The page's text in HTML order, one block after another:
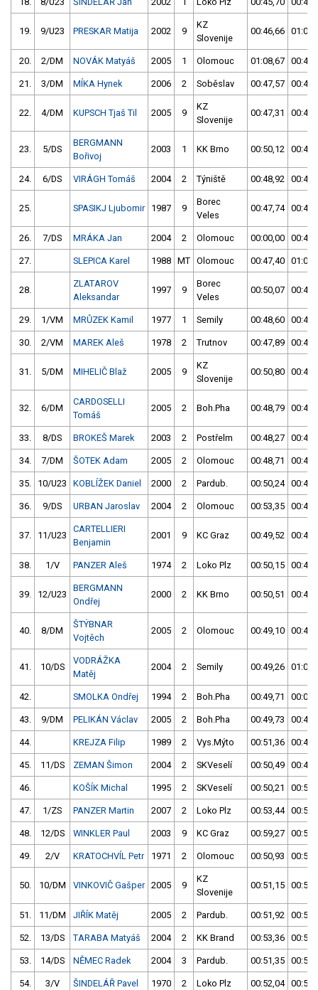
19. 9/U23 PRESKAR Matija 2002 9
KZ
Slovenije
00:46,66
20. 2/DM NOVÁK Matyáš 2005 1 Olomouc 01:08,67
21. 3/DM MÍKA Hynek 2006 2 Soběslav 00:47,57
22. 4/DM KUPSCH Tjaš Til 2005 9
KZ
Slovenije
00:47,31
23. 5/DS
BERGMANN
Bořivoj
2003 1 KK Brno 00:50,12
24. 6/DS VIRÁGH Tomáš 2004 2 Týniště 00:48,92
25. SPASIKJ Ljubomir 1987 9
Borec
Veles
00:47,74
26. 7/DS MRÁKA Jan 2004 2 Olomouc 00:00,00
27. SLEPICA Karel 1988 MT Olomouc 00:47,40
28.
ZLATAROV
Aleksandar
1997 9
Borec
Veles
00:50,07
29. 1/VM MRŮZEK Kamil 1977 1 Semily 00:48,60
30. 2/VM MAREK Aleš 1978 2 Trutnov 00:47,89
31. 5/DM MIHELIČ Blaž 2005 9
KZ
Slovenije
00:50,80
32. 6/DM
CARDOSELLI
Tomáš
2005 2 Boh.Pha 00:48,79
33. 8/DS BROKEŠ Marek 2003 2 Postřelm 00:48,27
34. 7/DM ŠOTEK Adam 2005 2 Olomouc 00:48,71
35. 10/U23 KOBLÍŽEK Daniel 2000 2 Pardub. 00:50,24
36. 9/DS URBAN Jaroslav 2004 2 Olomouc 00:53,35
37. 11/U23
CARTELLIERI
Benjamin
2001 9 KC Graz 00:49,52
38. 1/V PANZER Aleš 1974 2 Loko Plz 00:50,15
39. 12/U23
BERGMANN
Ondřej
2000 2 KK Brno 00:50,51
40. 8/DM
ŠTÝBNAR
Vojtěch
2005 2 Olomouc 00:49,10
41. 10/DS
VODRÁŽKA
Matěj
2004 2 Semily 00:49,26
42. SMOLKA Ondřej 1994 2 Boh.Pha 00:49,71
43. 9/DM PELIKÁN Václav 2005 2 Boh.Pha 00:49,73
44. KREJZA Filip 1989 2 Vys.Mýto 00:51,36
45. 11/DS ZEMAN Šimon 2004 2 SKVeselí 00:50,49
46. KOŠÍK Michal 1995 2 SKVeselí 00:50,21
47. 1/ZS PANZER Martin 2007 2 Loko Plz 00:53,44
48. 12/DS WINKLER Paul 2003 9 KC Graz 00:59,27
49. 2/V KRATOCHVÍL Petr 1971 2 Olomouc 00:50,93
50. 10/DM VINKOVIČ Gašper 2005 9
KZ
Slovenije
00:51,15
51. 11/DM JIŘÍK Matěj 2005 2 Pardub. 00:51,92
52. 13/DS TARABA Matyáš 2004 2 KK Brand 00:53,36
53. 14/DS NĚMEC Radek 2004 3 Pardub. 00:51,35
54. 3/V ŠINDELÁŘ Pavel 1970 2 Loko Plz 00:52,04